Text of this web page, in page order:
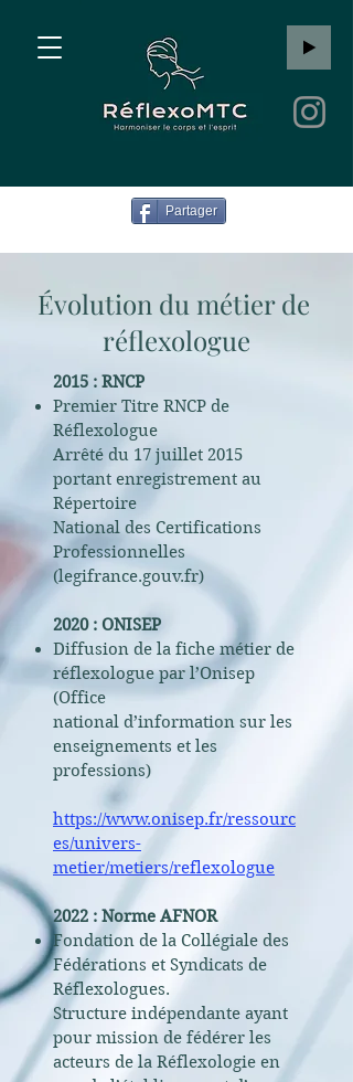
Partager
Évolution du métier de
réflexologue
2015 : RNCP
Premier Titre RNCP de
Réflexologue
Arrêté du 17 juillet 2015
portant enregistrement au
Répertoire
National des Certifications
Professionnelles
(legifrance.gouv.fr)
2020 : ONISEP
Diffusion de la fiche métier de
réflexologue par l’Onisep
(Office
national d’information sur les
enseignements et les
professions)
https://www.onisep.fr/ressourc
es/univers-
metier/metiers/reflexologue
2022 : Norme AFNOR
Fondation de la Collégiale des
Fédérations et Syndicats de
Réflexologues.
Structure indépendante ayant
pour mission de fédérer les
acteurs de la Réflexologie en